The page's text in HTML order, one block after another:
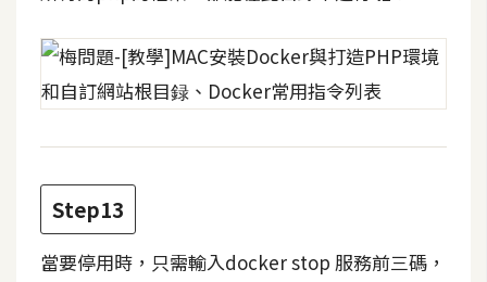
開
箱
開
發
Step13
當要停用時，只需輸入docker stop 服務前三碼，